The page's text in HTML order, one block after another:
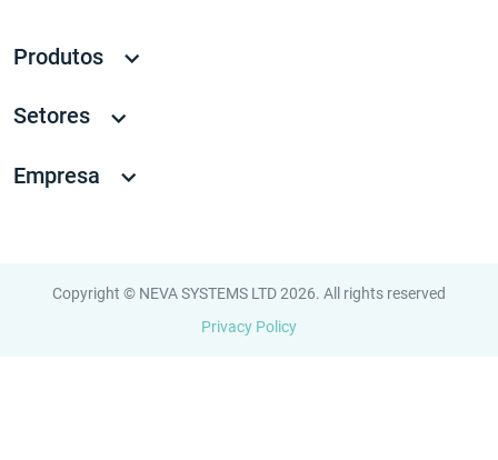
Produtos
Setores
Empresa
Copyright © NEVA SYSTEMS LTD 2026. All rights reserved
Privacy Policy